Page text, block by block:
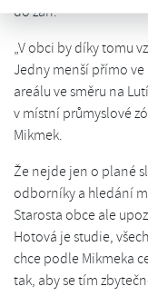
do září.
„V obci by díky tomu
Jedny menší přímo
areálu ve směru na
v místní průmyslové
Mikmek.
Že nejde jen o plané
odborníky a hledání
Starosta obce ale
Hotová je studie,
chce podle Mikmeka
tak, aby se tím